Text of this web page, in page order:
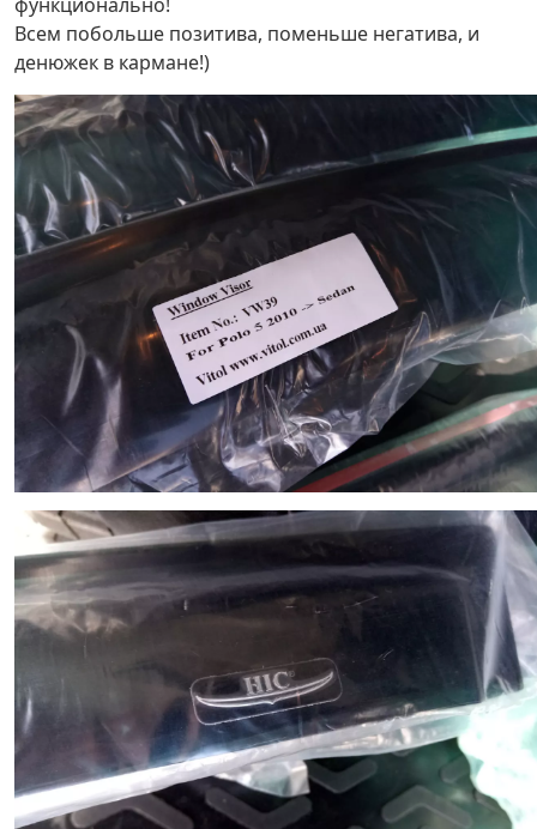
Всем побольше позитива, поменьше негатива, и
денюжек в кармане!)